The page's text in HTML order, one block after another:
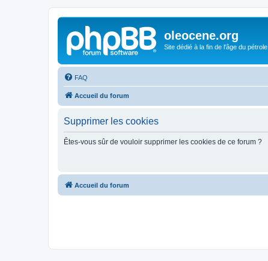
oleocene.org
Site dédié à la fin de l'âge du pétrole
FAQ
Accueil du forum
Supprimer les cookies
Êtes-vous sûr de vouloir supprimer les cookies de ce forum ?
Accueil du forum